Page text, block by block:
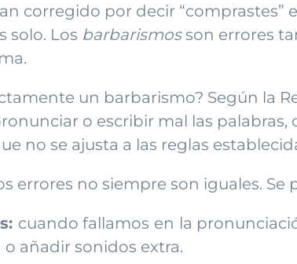
corregido por decir “comprastes”
solo. Los barbarismosson errores
un barbarismo? Según la
o escribir mal las
no se ajusta a las reglas
errores no siempre son iguales.
cuando fallamos en la
añadir sonidos extra.